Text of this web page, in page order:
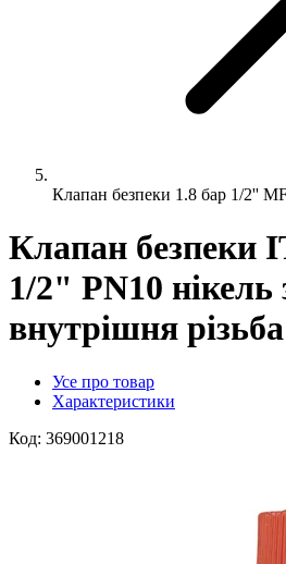
Клапан безпеки 1.8 бар 1/2''
Клапан безпеки
1/2" PN10 нікель
внутрішня різьба
Усе про товар
Характеристики
Код: 369001218